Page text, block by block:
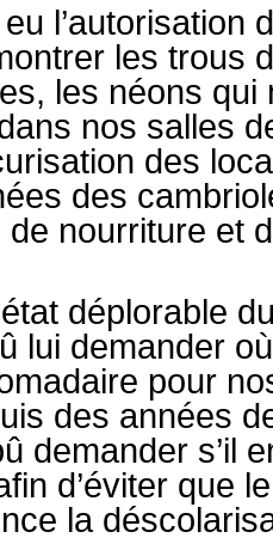
l’autorisation
les trous
les néons
nos salles
des
des
de nourriture et
déplorable
lui demander
pour
des années
demander s’il
d’éviter que
la